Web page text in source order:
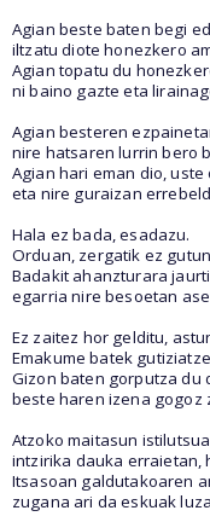
Agian beste baten begi
iltzatu diote honezkero
Agian topatu du
ni baino gazte eta
Agian besteren
nire hatsaren lurrin bero
Agian hari eman dio, uste
eta nire guraizan
Hala ez bada, esadazu.
Orduan, zergatik ez
Badakit ahanzturara
egarria nire besoetan
Ez zaitez hor gelditu,
Emakume batek
Gizon baten gorputza du
beste haren izena gogoz
Atzoko maitasun istilutsua
intzirika dauka erraietan,
Itsasoan galdutakoaren
zugana ari da eskuak